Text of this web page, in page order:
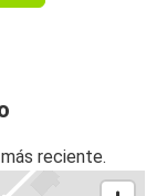
reciente.